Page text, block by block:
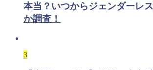
本当？いつからジェンダーレ
か調査！
3